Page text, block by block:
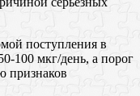
поступления в
100 мкг/день, а порог
признаков